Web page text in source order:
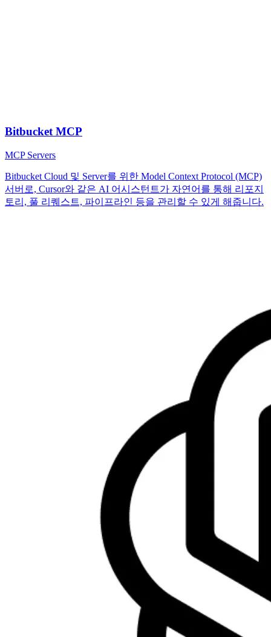
Bitbucket MCP
MCP Servers
Bitbucket Cloud 및 Server를 위한 Model Context Protocol (MCP)
서버로, Cursor와 같은 AI 어시스턴트가 자연어를 통해 리포지
토리, 풀 리퀘스트, 파이프라인 등을 관리할 수 있게 해줍니다.